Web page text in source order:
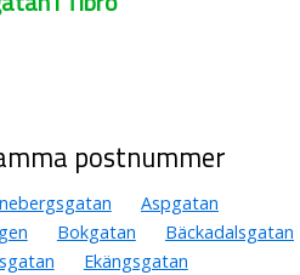
postnummer
Aspgatan
Bokgatan
Bäckadalsgatan
Ekängsgatan